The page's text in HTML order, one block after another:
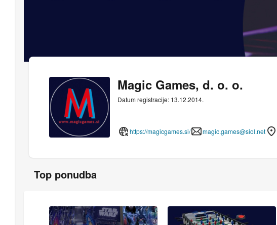
Magic Games, d. o. o.
Datum registracije: 13.12.2014.
https://magicgames.si/ magic.games@siol.net
Top ponudba